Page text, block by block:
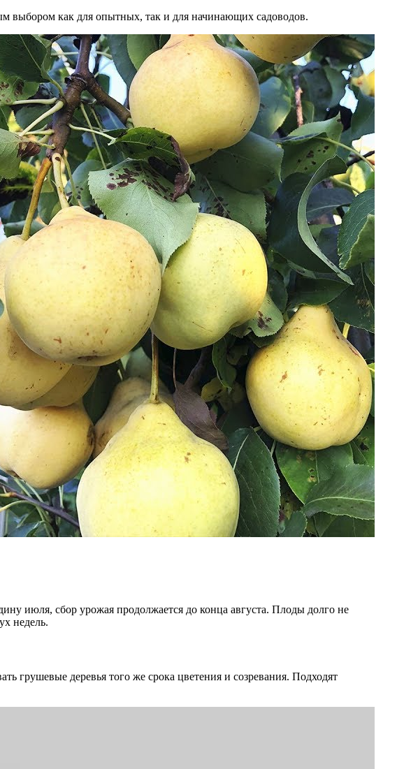
выбором как для опытных, так и для начинающих садоводов.
июля, сбор урожая продолжается до конца августа. Плоды долго не
недель.
грушевые деревья того же срока цветения и созревания. Подходят